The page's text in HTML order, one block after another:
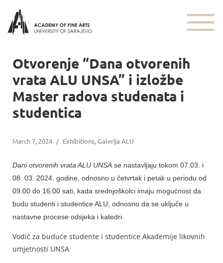
Otvorenje “Dana otvorenih
vrata ALU UNSA” i izložbe
Master radova studenata i
studentica
March 7, 2024 / Exhibitions,Galerija ALU
Dani otvorenih vrata ALU UNSA se nastavljaju tokom 07.03. i
08. 03. 2024. godine, odnosno u četvrtak i petak u periodu od
09:00 do 16:00 sati, kada srednjoškolci imaju mogućnost da
budu studenti i studentice ALU, odnosno da se uključe u
nastavne procese odsjeka i katedri.
Vodič za buduće studente i studentice Akademije likovnih
umjetnosti UNSA